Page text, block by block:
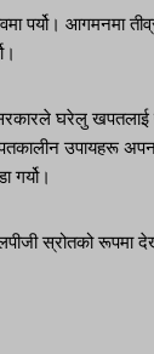
पर्यो। आगमनमा
सरकारले घरेलु
उपायहरू
गर्यो।
स्रोतको रूपमा